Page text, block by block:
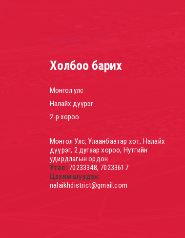
Холбоо барих
Монгол улс
Налайх дүүрэг
2-р хороо
Монгол Улс, Улаанбаатар хот, Налайх
дүүрэг, 2 дугаар хороо, Нутгийн
удирдлагын ордон
Утас: 70233348, 70233617
Цахим шуудан:
nalaikhdistrict@gmail.com